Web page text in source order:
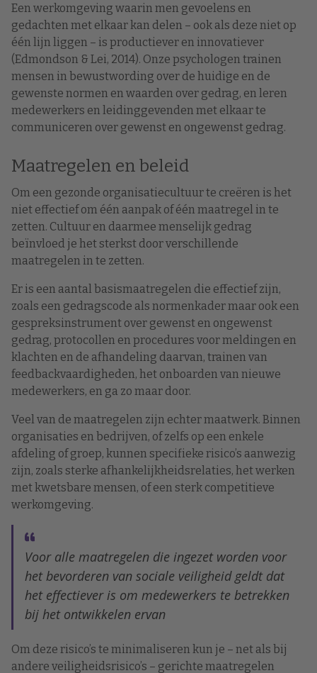
Een werkomgeving waarin men gevoelens en
gedachten met elkaar kan delen – ook als deze niet op
één lijn liggen – is productiever en innovatiever
(Edmondson & Lei, 2014). Onze psychologen trainen
mensen in bewustwording over de huidige en de
gewenste normen en waarden over gedrag, en leren
medewerkers en leidinggevenden met elkaar te
communiceren over gewenst en ongewenst gedrag.
Maatregelen en beleid
Om een gezonde organisatiecultuur te creëren is het
niet effectief om één aanpak of één maatregel in te
zetten. Cultuur en daarmee menselijk gedrag
beïnvloed je het sterkst door verschillende
maatregelen in te zetten.
Er is een aantal basismaatregelen die effectief zijn,
zoals een gedragscode als normenkader maar ook een
gespreksinstrument over gewenst en ongewenst
gedrag, protocollen en procedures voor meldingen en
klachten en de afhandeling daarvan, trainen van
feedbackvaardigheden, het onboarden van nieuwe
medewerkers, en ga zo maar door.
Veel van de maatregelen zijn echter maatwerk. Binnen
organisaties en bedrijven, of zelfs op een enkele
afdeling of groep, kunnen specifieke risico’s aanwezig
zijn, zoals sterke afhankelijkheidsrelaties, het werken
met kwetsbare mensen, of een sterk competitieve
werkomgeving.
Voor alle maatregelen die ingezet worden voor
het bevorderen van sociale veiligheid geldt dat
het effectiever is om medewerkers te betrekken
bij het ontwikkelen ervan
Om deze risico’s te minimaliseren kun je – net als bij
andere veiligheidsrisico’s – gerichte maatregelen